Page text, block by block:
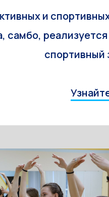
и
самбо,
спортивный